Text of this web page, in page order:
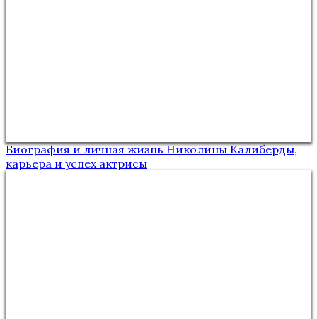
Биография и личная жизнь Николины Калиберды,
карьера и успех актрисы